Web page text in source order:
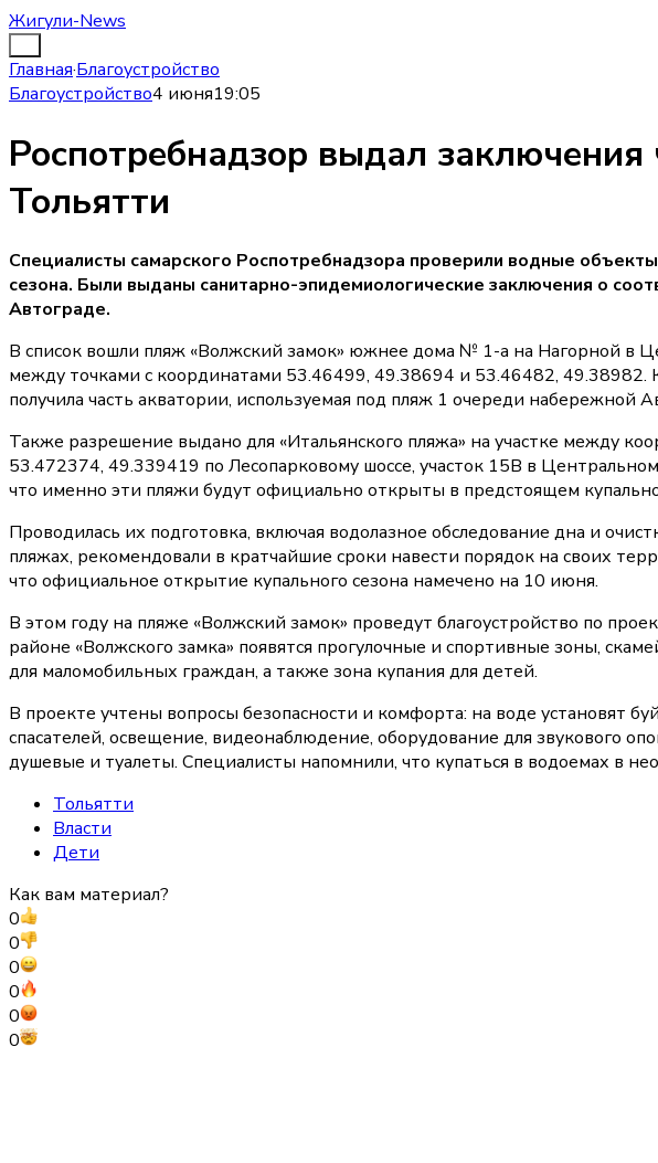
Жигули-News
Главная·Благоустройство
Благоустройство4 июня19:05
Роспотребнадзор выдал
Тольятти
Специалисты самарского Роспотребнадзора проверили водные
сезона. Были выданы санитарно-эпидемиологические заключения о
Автограде.
В список вошли пляж «Волжский замок» южнее дома № 1-а на Нагорной в
между точками с координатами 53.46499, 49.38694 и 53.46482, 49.38982.
получила часть акватории, используемая под пляж 1 очереди набережной
Также разрешение выдано для «Итальянского пляжа» на участке между
53.472374, 49.339419 по Лесопарковому шоссе, участок 15В в
что именно эти пляжи будут официально открыты в предстоящем
Проводилась их подготовка, включая водолазное обследование дна и
пляжах, рекомендовали в кратчайшие сроки навести порядок на своих
что официальное открытие купального сезона намечено на 10 июня.
В этом году на пляже «Волжский замок» проведут благоустройство по
районе «Волжского замка» появятся прогулочные и спортивные зоны,
для маломобильных граждан, а также зона купания для детей.
В проекте учтены вопросы безопасности и комфорта: на воде установят
спасателей, освещение, видеонаблюдение, оборудование для звукового
душевые и туалеты. Специалисты напомнили, что купаться в водоемах в
Тольятти
Власти
Дети
Как вам материал?
0
0
0
0
0
0